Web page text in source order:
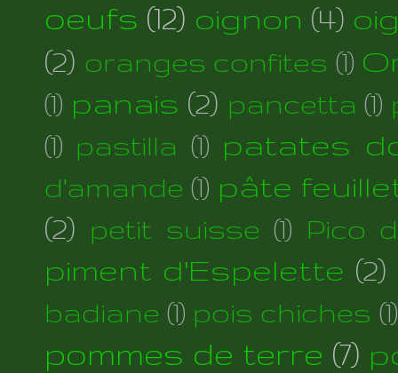
oeufs (12) oignon (4)
(2) oranges confites (1)
(1) panais (2) pancetta (1)
(1) pastilla (1) patates
d'amande (1) pâte
(2) petit suisse (1) Pico
piment d'Espelette (2)
badiane (1) pois chiches (1)
pommes de terre (7)